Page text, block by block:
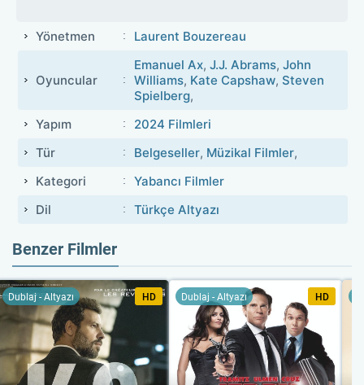
Yönetmen Laurent Bouzereau
Oyuncular
Emanuel Ax, J.J. Abrams, John
Williams, Kate Capshaw, Steven
Spielberg,
Yapım
2024 Filmleri
Tür
Belgeseller, Müzikal Filmler,
Kategori
Yabancı Filmler
Dil
Türkçe Altyazı
Benzer Filmler
Dublaj - Altyazı HD Dublaj - Altyazı HD